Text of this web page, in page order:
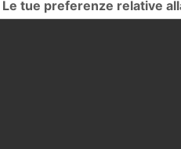
Le tue preferenze relative